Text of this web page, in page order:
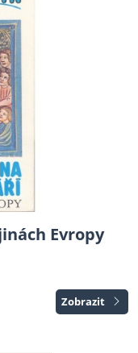
Evropy
Zobrazit